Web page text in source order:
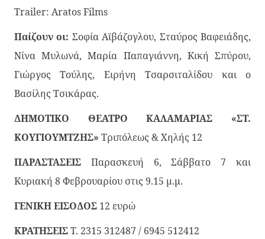
Trailer: Aratos Films
Παίζουν οι: Σοφία Αϊβάζογλου, Σταύρος Βαφειάδης,
Νίνα Μυλωνά, Μαρία Παπαγιάννη, Κική Σπύρου,
Γιώργος Τούλης, Ειρήνη Τσαρσιταλίδου και ο
Βασίλης Τσικάρας.
ΔΗΜΟΤΙΚΟ ΘΕΑΤΡΟ ΚΑΛΑΜΑΡΙΑΣ «ΣΤ.
ΚΟΥΓΙΟΥΜΤΖΗΣ» Τριπόλεως & Χηλής 12
ΠΑΡΑΣΤΑΣΕΙΣ Παρασκευή 6, Σάββατο 7 και
Κυριακή 8 Φεβρουαρίου στις 9.15 μ.μ.
ΓΕΝΙΚΗ ΕΙΣΟΔΟΣ 12 ευρώ
ΚΡΑΤΗΣΕΙΣΤ. 2315 312487 / 6945 512412